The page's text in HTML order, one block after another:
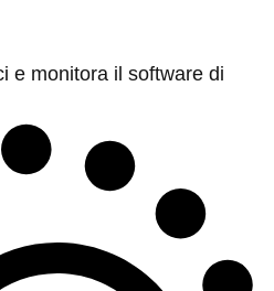
e monitora il software di